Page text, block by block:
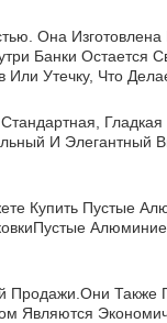
Она
Банки
Утечку, Что
И Элегантный
Купить Пустые
Также